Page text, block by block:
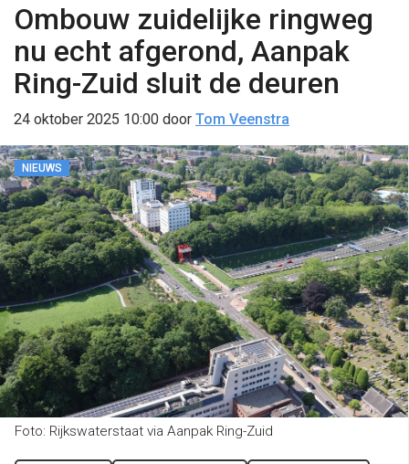
Ombouw zuidelijke ringweg
nu echt afgerond, Aanpak
Ring-Zuid sluit de deuren
24 oktober 2025 10:00 door Tom Veenstra
NIEUWS
Foto: Rijkswaterstaat via Aanpak Ring-Zuid